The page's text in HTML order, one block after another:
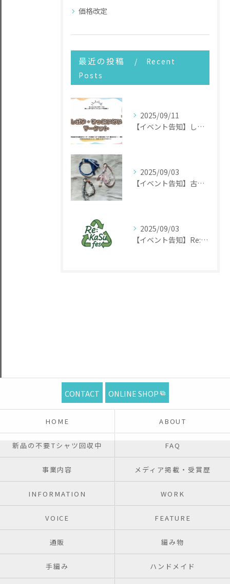
価格改定
最近の投稿
Recent
Posts
2025/09/11
【イベント告知】しぶや・もったいないマーケット2025
2025/09/03
【イベント告知】古着が変身！世界に一つだけのアクセサリー作り
2025/09/03
【イベント告知】Re:KaSu Fes 日本ではまだ珍しいアップサイクル体験イベント
CONTACT ONLINE SHOP
HOME ABOUT
新品の不要Tシャツ回収中 FAQ
事業内容 メディア掲載・受賞歴
INFORMATION WORK
VOICE FEATURE
通販 編み物
手編み ハンドメイド